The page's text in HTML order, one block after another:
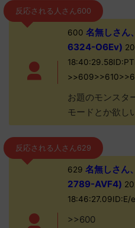
反応される人さん600
600 名無しさん
6324-O6Ev)
お題のモンスタ
モードとか欲し
反応される人さん629
629 名無しさん
2789-AVF4)
18:46:27.09ID:E/
>>600